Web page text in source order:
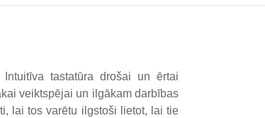
tastatūra drošai un ērtai
veiktspējai un ilgākam darbības
lai tos varētu ilgstoši lietot, lai tie